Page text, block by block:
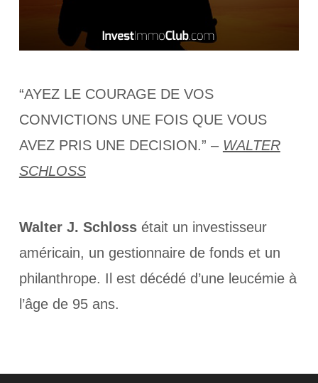
“AYEZ LE COURAGE DE VOS
CONVICTIONS UNE FOIS QUE VOUS
AVEZ PRIS UNE DECISION.” – WALTER
SCHLOSS
Walter J. Schlossétait un investisseur
américain, un gestionnaire de fonds et un
philanthrope. Il est décédé d’une leucémie à
l’âge de 95 ans.